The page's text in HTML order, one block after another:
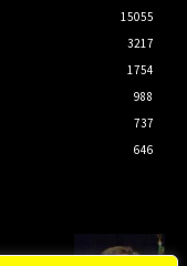
15055
3217
1754
988
737
646